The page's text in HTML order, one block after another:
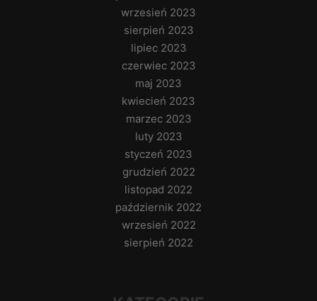
wrzesień 2023
sierpień 2023
lipiec 2023
czerwiec 2023
maj 2023
kwiecień 2023
marzec 2023
luty 2023
styczeń 2023
grudzień 2022
listopad 2022
październik 2022
wrzesień 2022
sierpień 2022